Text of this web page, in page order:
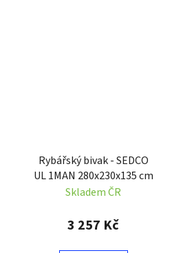
Rybářský bivak - SEDCO
UL 1MAN 280x230x135 cm
Skladem ČR
3 257 Kč